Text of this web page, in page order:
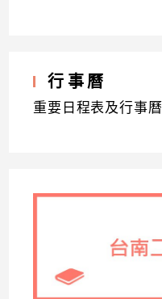
行事曆
重要日程表及行事曆